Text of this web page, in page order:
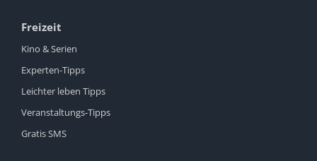
Freizeit
Kino & Serien
Experten-Tipps
Leichter leben Tipps
Veranstaltungs-Tipps
Gratis SMS